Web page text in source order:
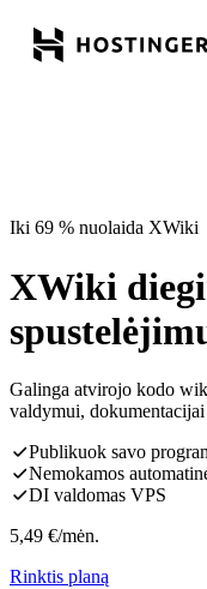
Iki 69 % nuolaida XWiki
XWiki
Galinga atvirojo kodo
valdymui,
Publikuok savo
Nemokamos
DI valdomas VPS
5,49 €/mėn.
Rinktis planą